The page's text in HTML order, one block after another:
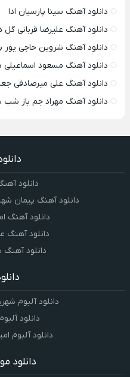
دانلود آهنگ سینا پارسیان ادا
دانلود آهنگ علیرضا قربانی گل
دانلود آهنگ شروین حاجی پور
دانلود آهنگ مسعود
دانلود آهنگ علی میرصادقی
دانلود آهنگ مهراد جم باز
دانلود آهنگ
دانلود آهنگ پیمان
دانلود آهنگ
دانلود آهنگ
دانلود آهنگ
دانلود آلبوم
دانلود
دانلود آلبوم
دانلود